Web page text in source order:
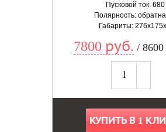
Пусковой ток:
Полярность:
Габариты:
7800 руб. /
КУПИТЬ В 1